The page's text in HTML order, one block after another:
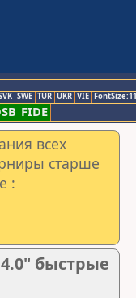
SWE TUR UKR VIE
FIDE
всех
старше
:
быстрые